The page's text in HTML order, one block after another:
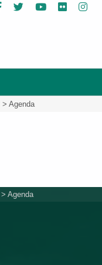
Facebook
Twitter YouTube
Flickr
> Agenda
>Agenda